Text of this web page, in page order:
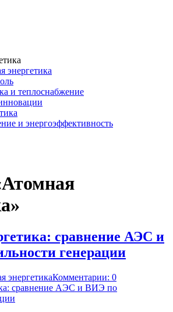
энергетика
и теплоснабжение
и энергоэффективность
сравнение АЭС и
генерации
энергетикаКомментарии: 0